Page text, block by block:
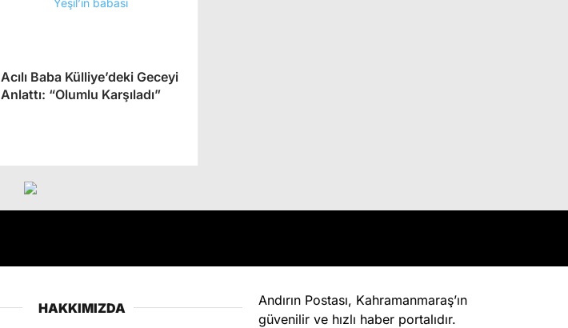
Acılı Baba Külliye’deki Geceyi
Anlattı: “Olumlu Karşıladı”
HAKKIMIZDA
Andırın Postası, Kahramanmaraş’ın
güvenilir ve hızlı haber portalıdır.